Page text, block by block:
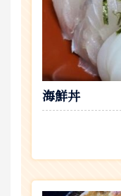
海鮮丼